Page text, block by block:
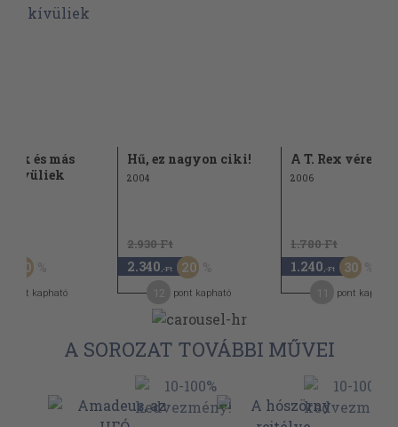
és más
20
pont kapható
Hű, ez nagyon ciki!
2004
2.930 Ft
2.340 ,-Ft 20
pont kapható
A T. Rex vére
2006
1.780 Ft
1.240 ,-Ft 30
pont kapható
A SOROZAT TOVÁBBI MŰVEI